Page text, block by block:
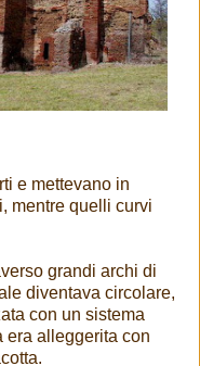
e mettevano in
mentre quelli curvi
grandi archi di
diventava circolare,
con un sistema
era alleggerita con